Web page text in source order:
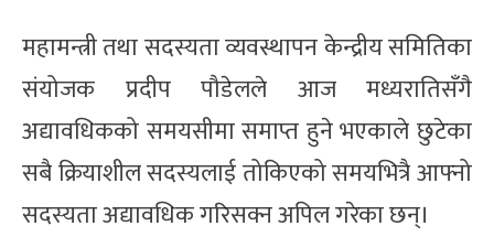
महामन्त्री तथा सदस्यता व्यवस्थापन केन्द्रीय समितिका
संयोजक प्रदीप पौडेलले आज मध्यरातिसँगै
अद्यावधिकको समयसीमा समाप्त हुने भएकाले छुटेका
सबै क्रियाशील सदस्यलाई तोकिएको समयभित्रै आफ्नो
सदस्यता अद्यावधिक गरिसक्न अपिल गरेका छन्।